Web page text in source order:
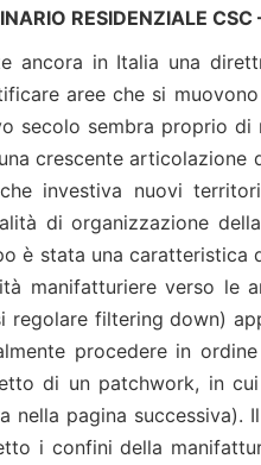
RESIDENZIALE CSC
ancora in Italia una
aree che si
secolo sembra proprio
crescente articolazione
investiva nuovi
di organizzazione
è stata una caratteristica
manifatturiere verso le
regolare filtering down)
procedere in
di un patchwork, in
nella pagina successiva).
i confini della